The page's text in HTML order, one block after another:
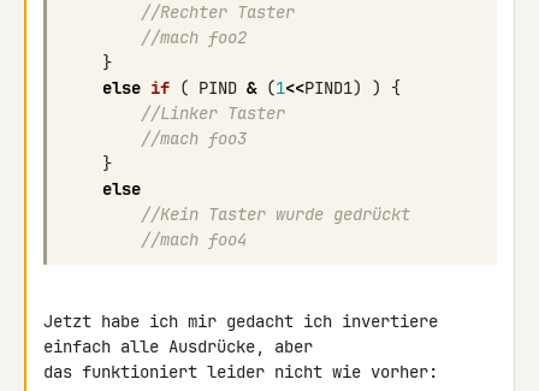
//Rechter Taster
//mach foo2
}
else if ( PIND & (1<<PIND1) )
{
//Linker Taster
//mach foo3
}
else
//Kein Taster wurde gedrückt
//mach foo4
Jetzt habe ich mir gedacht ich invertiere
einfach alle Ausdrücke, aber